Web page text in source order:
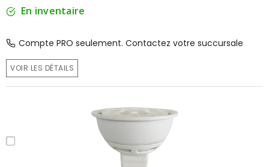
En inventaire
Compte PRO seulement. Contactez votre succursale
VOIR LES DÉTAILS